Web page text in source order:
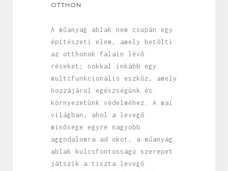
OTTHON
A műanyag ablak nem csupán egy
építészeti elem, amely betölti
az otthonok falain lévő
réseket; sokkal inkább egy
multifunkcionális eszköz, amely
hozzájárul egészségünk és
környezetünk védelméhez. A mai
világban, ahol a levegő
minősége egyre nagyobb
aggodalomra ad okot, a műanyag
ablak kulcsfontosságú szerepet
játszik a tiszta levegő